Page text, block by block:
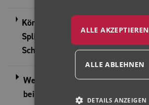
Können ROMEX®-
Splittbinder rund um Pools und
Schwimmbecken eingesetzt
Welcher Fugenmörtel eignet sich
bei heißen Temperaturen?
ALLE AKZEPTIEREN
ALLE ABLEHNEN
DETAILS ANZEIGEN